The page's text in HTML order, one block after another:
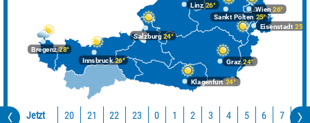
Bregenz28°
Graz24°
Innsbruck26°
Klagenfurt 24°
Linz26°
Salzburg24°
Wien 26°
Eisenstadt 25°
Sankt Pölten 25°
Jetzt 20 21 22 23 0 1 2 3 4 5 6 7 8